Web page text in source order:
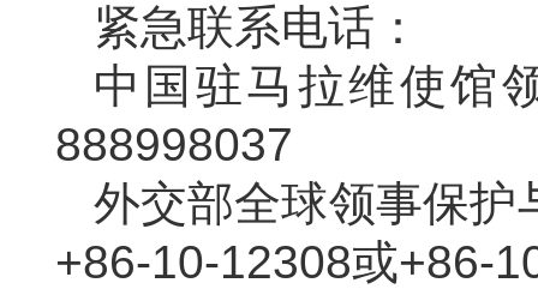
紧急联系电话：
中国驻马拉维使馆
888998037
外交部全球领事保护
+86-10-12308或+86-